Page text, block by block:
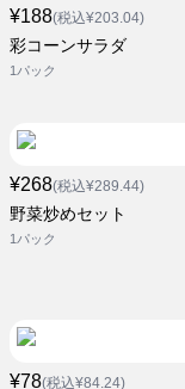
¥188(税込¥203.04)
彩コーンサラダ
1パック
¥268(税込¥289.44)
野菜炒めセット
1パック
¥78(税込¥84.24)